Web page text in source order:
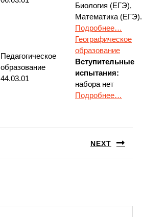
Биология (ЕГЭ),
Математика (ЕГЭ).
Подробнее…
Педагогическое
образование
44.03.01
Географическое
образование
Вступительные
испытания:
набора нет
Подробнее…
NEXT